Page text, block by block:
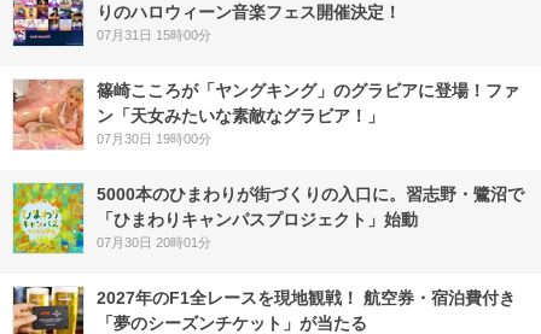
りのハロウィーン音楽フェス開催決定！
07月31日 15時00分
篠崎こころが「ヤングキング」のグラビアに登場！ファ
ン「天女みたいな素敵なグラビア！」
07月30日 19時00分
5000本のひまわりが街づくりの入口に。習志野・鷺沼で
「ひまわりキャンパスプロジェクト」始動
07月30日 20時01分
2027年のF1全レースを現地観戦！ 航空券・宿泊費付き
「夢のシーズンチケット」が当たる